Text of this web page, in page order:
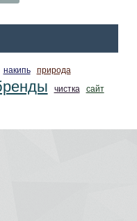
накипь
природа
чистка
сайт